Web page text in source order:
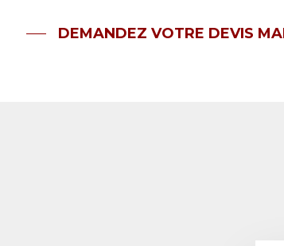
DEMANDEZ VOTRE DEVIS